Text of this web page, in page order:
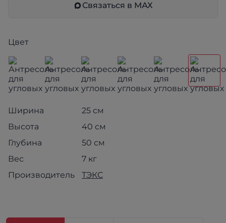
Связаться в МАХ
Цвет
Ширина
25 см
Высота
40 см
Глубина
50 см
Вес
7 кг
Производитель
ТЭКС